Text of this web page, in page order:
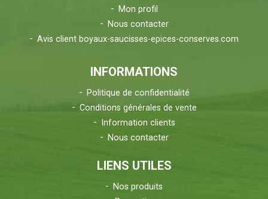
Mon profil
Nous contacter
Avis client boyaux-saucisses-epices-conserves.com
INFORMATIONS
Politique de confidentialité
Conditions générales de vente
Information clients
Nous contacter
LIENS UTILES
Nos produits